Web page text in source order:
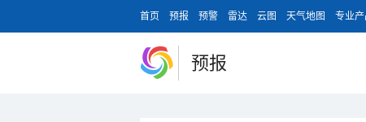
首页 预报 预警 雷达 云图 天气地图 专业产
预报